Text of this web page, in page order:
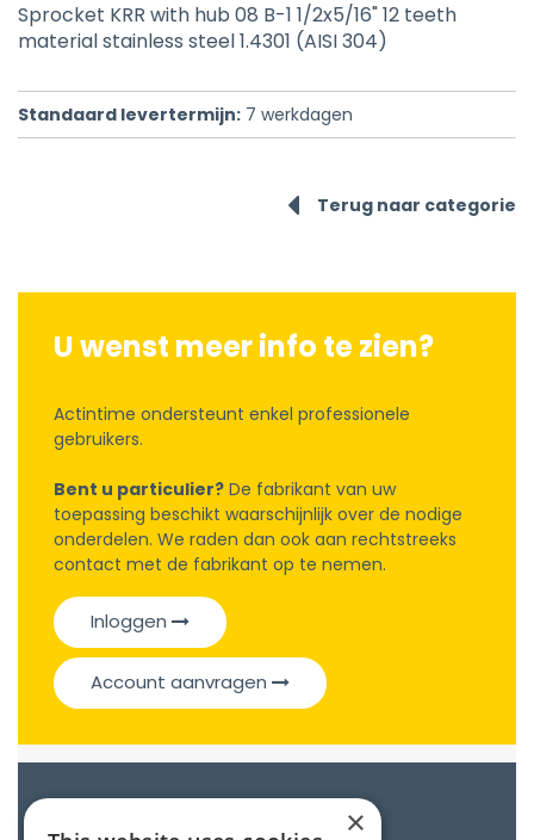
Sprocket KRR with hub 08 B-1 1/2x5/16" 12 teeth
material stainless steel 1.4301 (AISI 304)
Standaard levertermijn: 7 werkdagen
Terug naar categorie
U wenst meer info te zien?
Actintime ondersteunt enkel professionele
gebruikers.
Bent u particulier? De fabrikant van uw
toepassing beschikt waarschijnlijk over de nodige
onderdelen. We raden dan ook aan rechtstreeks
contact met de fabrikant op te nemen.
Inloggen
Account aanvragen
×